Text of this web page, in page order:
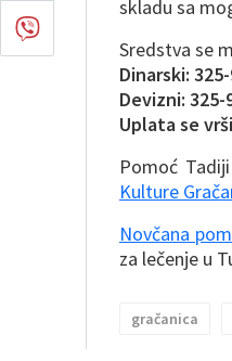
skladu sa
Sredstva se
Dinarski:
Devizni: 325-
Uplata se
Pomoć
Kulture
Novčana
za lečenje u
gračanica